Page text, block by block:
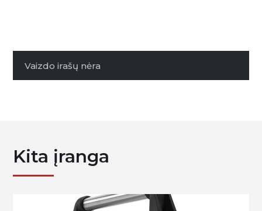
Vaizdo irašų nėra
Kita įranga